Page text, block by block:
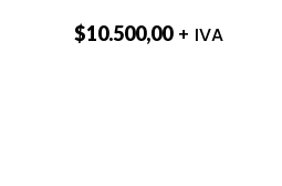
$10.500,00 + IVA